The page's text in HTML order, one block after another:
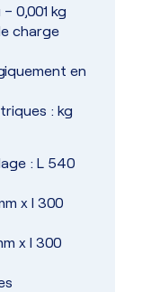
0,001 kg
charge
en
: kg
: L 540
x l 300
x l 300